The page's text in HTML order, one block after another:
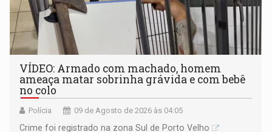
VÍDEO: Armado com machado, homem
ameaça matar sobrinha grávida e com bebê
no colo
Polícia 09 de Agosto de 2026 às 04:05
Crime foi registrado na zona Sul de Porto Velho